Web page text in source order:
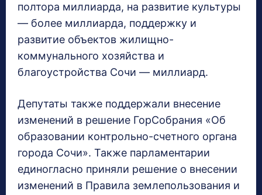
полтора миллиарда, на развитие культуры
— более миллиарда, поддержку и
развитие объектов жилищно-
коммунального хозяйства и
благоустройства Сочи — миллиард.
Депутаты также поддержали внесение
изменений в решение ГорСобрания «Об
образовании контрольно-счетного органа
города Сочи». Также парламентарии
единогласно приняли решение о внесении
изменений в Правила землепользования и